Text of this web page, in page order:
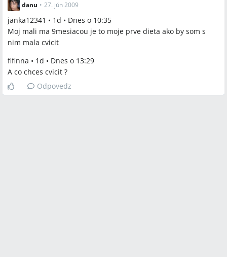
danu • 27. jún 2009
janka12341 • 1d • Dnes o 10:35
Moj mali ma 9mesiacou je to moje prve dieta ako by som s
nim mala cvicit
fifinna • 1d • Dnes o 13:29
A co chces cvicit ?
Odpovedz